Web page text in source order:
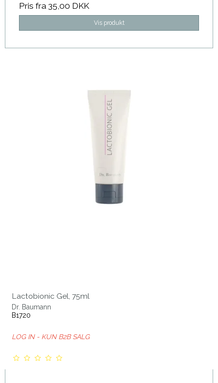
Pris fra 35,00 DKK
Vis produkt
Lactobionic Gel, 75ml
Dr. Baumann
B1720
LOG IN - KUN B2B SALG